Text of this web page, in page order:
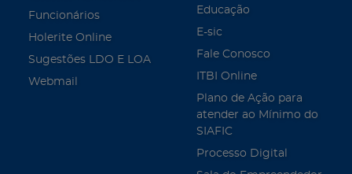
Funcionários
Holerite Online
Sugestões LDO E LOA
Webmail
Educação
E-sic
Fale Conosco
ITBI Online
Plano de Ação para
atender ao Mínimo do
SIAFIC
Processo Digital